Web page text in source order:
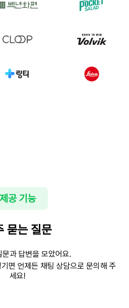
제공 기능
묻는 질문
과 답변을 모았어요.
면 언제든 채팅 상담으로 문의해 주
세요!